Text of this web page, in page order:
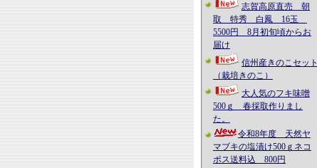
志賀高原直売 朝
取 特秀 白鳳 16玉
5500円 8月初旬頃からお
届け
信州産きのこセット
（栽培きのこ）
大人気のフキ味噌
500ｇ 春採取作りまし
た。
令和8年度 天然ヤ
マブキの塩漬け500ｇネコ
ポス送料込 800円